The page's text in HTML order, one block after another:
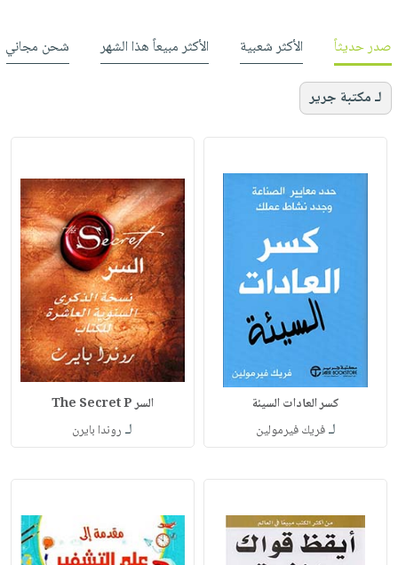
صدر حديثاً الأكثر شعبية الأكثر مبيعاً هذا الشهر شحن مجاني
لـ مكتبة جرير
كسر العادات السيئة
لـفريك فيرمولين‎
السر The Secret P
لـ روندا بايرن